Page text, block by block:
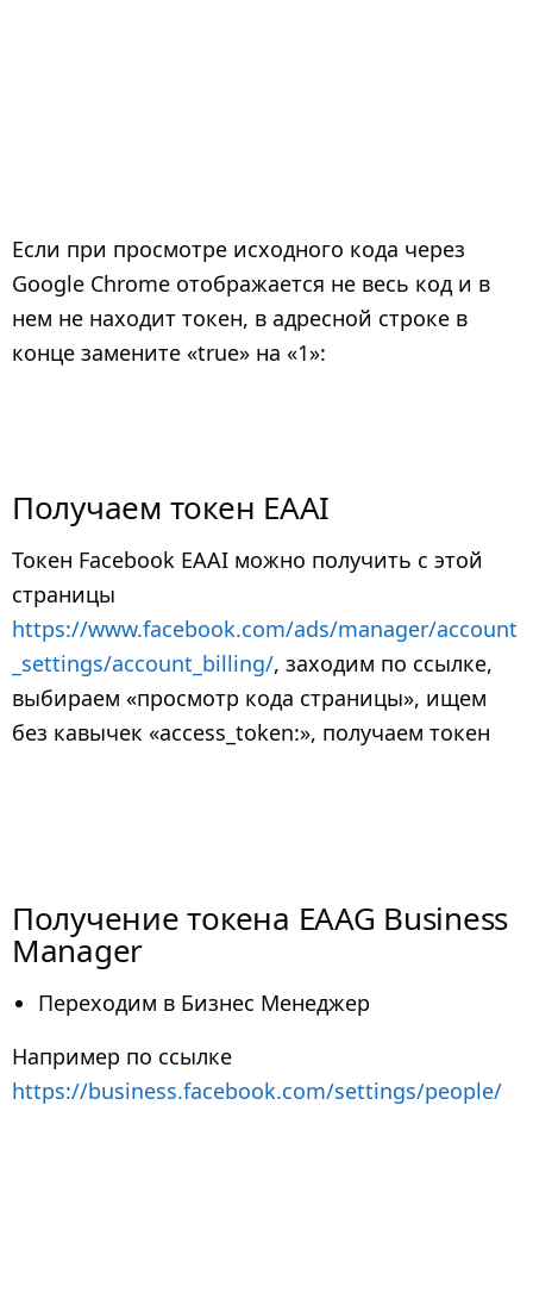
Если при просмотре исходного кода через
Google Chrome отображается не весь код и в
нем не находит токен, в адресной строке в
конце замените «true» на «1»:
Получаем токен EAAI
Токен Facebook EAAI можно получить с этой
страницы
https://www.facebook.com/ads/manager/account
_settings/account_billing/, заходим по ссылке,
выбираем «просмотр кода страницы», ищем
без кавычек «access_token:», получаем токен
Получение токена EAAG Business
Manager
Переходим в Бизнес Менеджер
Например по ссылке
https://business.facebook.com/settings/people/